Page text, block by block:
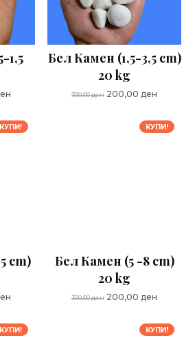
1,5
is:
200,00 ден.
Бел Камен (1,5-3,5 cm)
20 kg
300,00ден Original
300,00 ден.
200,00 ден
is:
200,00
КУПИ!
cm)
is:
200,00 ден.
КУПИ!
Бел Камен (5 -8 cm)
20 kg
300,00ден Original
300,00 ден.
200,00 ден
is:
200,00
КУПИ! КУПИ!